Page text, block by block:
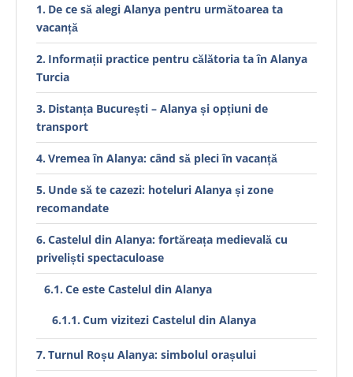
De ce să alegi Alanya pentru următoarea ta
vacanță
Informații practice pentru călătoria ta în Alanya
Turcia
Distanța București – Alanya și opțiuni de
transport
Vremea în Alanya: când să pleci în vacanță
Unde să te cazezi: hoteluri Alanya și zone
recomandate
Castelul din Alanya: fortăreața medievală cu
priveliști spectaculoase
Ce este Castelul din Alanya
Cum vizitezi Castelul din Alanya
Turnul Roșu Alanya: simbolul orașului